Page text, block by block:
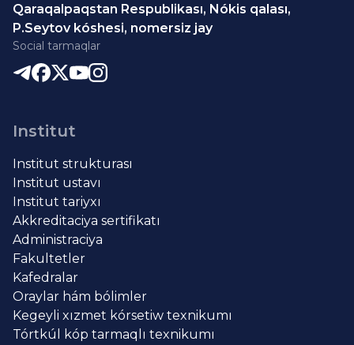
Qaraqalpaqstan Respublikası, Nókis qalası,
P.Seytov kóshesi, nomersiz jay
Social tarmaqlar
Institut
Institut strukturası
Institut ustavı
Institut tariyxı
Akkreditaciya sertifikatı
Administraciya
Fakultetler
Kafedralar
Oraylar hám bólimler
Kegeyli xızmet kórsetiw texnikumı
Tórtkúl kóp tarmaqlı texnikumı